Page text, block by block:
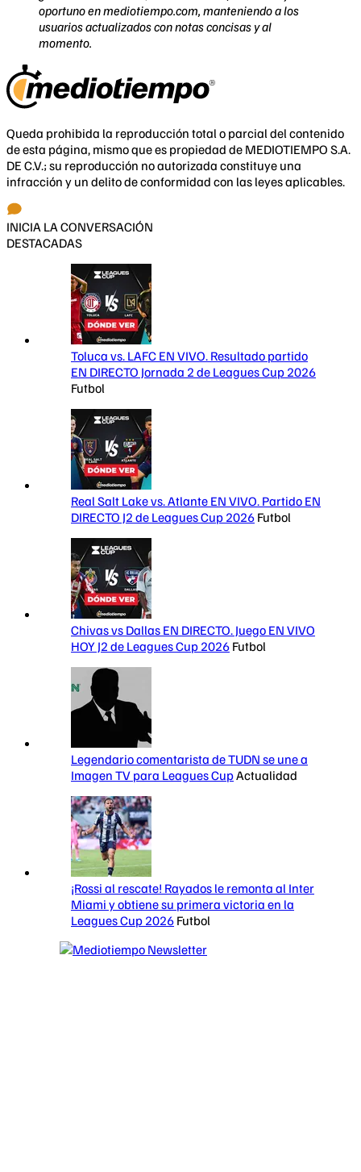
oportuno en mediotiempo.com, manteniendo a los
usuarios actualizados con notas concisas y al
momento.
Queda prohibida la reproducción total o parcial del contenido
de esta página, mismo que es propiedad de MEDIOTIEMPO S.A.
DE C.V.; su reproducción no autorizada constituye una
infracción y un delito de conformidad con las leyes aplicables.
INICIA LA CONVERSACIÓN
DESTACADAS
Toluca vs. LAFC EN VIVO. Resultado partido
EN DIRECTO Jornada 2 de Leagues Cup 2026
Futbol
Real Salt Lake vs. Atlante EN VIVO. Partido EN
DIRECTO J2 de Leagues Cup 2026 Futbol
Chivas vs Dallas EN DIRECTO. Juego EN VIVO
HOY J2 de Leagues Cup 2026 Futbol
Legendario comentarista de TUDN se une a
Imagen TV para Leagues CupActualidad
¡Rossi al rescate! Rayados le remonta al Inter
Miami y obtiene su primera victoria en la
Leagues Cup 2026 Futbol